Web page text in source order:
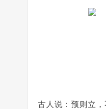
古人说：预则立